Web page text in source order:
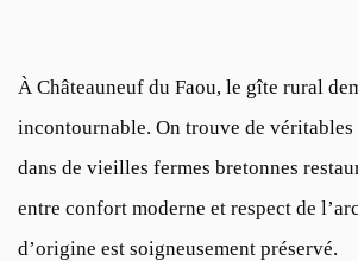
À Châteauneuf du Faou, le gîte rural
incontournable. On trouve de véritables
dans de vieilles fermes bretonnes
entre confort moderne et respect de
d’origine est soigneusement préservé.